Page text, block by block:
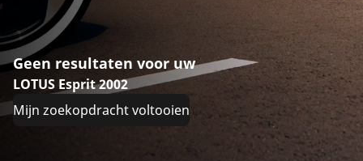
Geen resultaten voor uw
LOTUS Esprit 2002
Mijn zoekopdracht voltooien